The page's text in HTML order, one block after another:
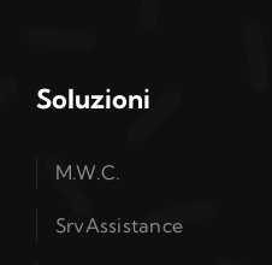
Soluzioni
M.W.C.
SrvAssistance